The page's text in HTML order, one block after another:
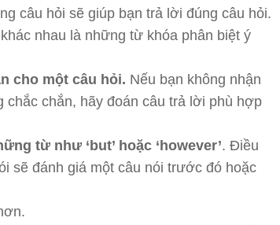
câu hỏi sẽ giúp bạn trả lời đúng câu hỏi.
nhau là những từ khóa phân biệt ý
cho một câu hỏi. Nếu bạn không nhận
chắn, hãy đoán câu trả lời phù hợp
từ như ‘but’ hoặc ‘however’. Điều
sẽ đánh giá một câu nói trước đó hoặc